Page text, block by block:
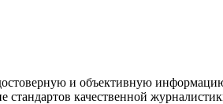
и объективную
качественной